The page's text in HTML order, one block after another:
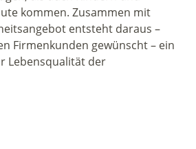
kommen. Zusammen mit
entsteht daraus –
Firmenkunden gewünscht – ein
Lebensqualität der